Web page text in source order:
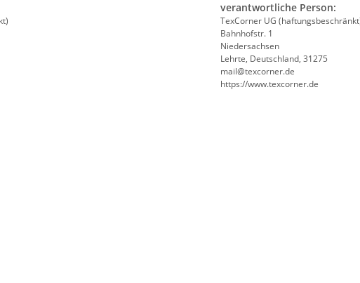
verantwortliche Person:
TexCorner UG
Bahnhofstr. 1
Niedersachsen
Lehrte, Deutschland, 31275
mail@texcorner.de
https://www.texcorner.de